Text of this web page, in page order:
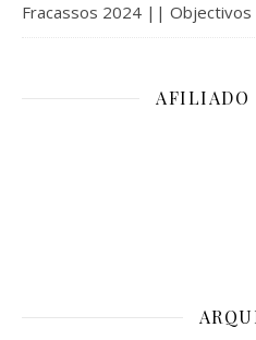
Fracassos 2024 || Objectivos
AFILIADO